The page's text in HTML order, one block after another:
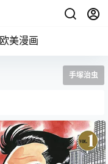
欧美漫画
手塚治虫